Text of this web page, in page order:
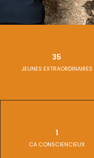
35
JEUNES EXTRAORDINAIRES
1
CA CONSCIENCIEUX